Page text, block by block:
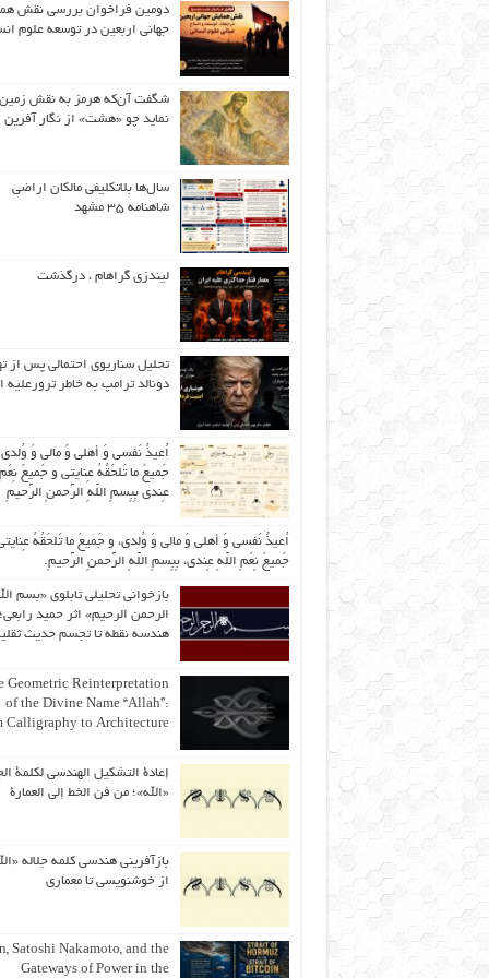
دومین فراخوان بررسی نقش
جهانی اربعین در توسعه علوم
شگفت آن‌که هرمز به نقش زمین
نماید چو «هشت» از نگار آفرین
سال‌ها بلاتکلیفی مالکان اراضی
شاهنامه ۳۵ مشهد
لیندزی گراهام ، درگذشت
تحلیل سناریوی احتمالی پس از
دونالد ترامپ به خاطر ترورعلیه
اُعیذُ نَفسی وَ أهلی وَ مالی وَ
جَمیعَ ما تَلحَقُهُ عِنایتی و جَمیعَ نِعَمِ
عِندی بِبِسمِ اللّهِ الرَّحمنِ الرَّحیمِ
اُعیذُ نَفسی وَ أهلی وَ مالی وَ وُلدی، و جَمیعَ ما تَلحَقُهُ
جَمیعَ نِعَمِ اللّهِ عِندی، بِبِسمِ اللّهِ الرَّحمنِ الرَّحیمِ.
بازخوانی تحلیلی تابلوی «بسم
الرحمن الرحیم» اثر حمید رابعی؛
هندسه نقطه تا تجسم حدیث
Geometric Reinterpretation
of the Divine Name “Allah”:
Calligraphy to Architecture
إعادة التشكيل الهندسي لكلمة
«الله»؛ من فن الخط إلى العمارة
بازآفرینی هندسی کلمه جلاله
از خوشنویسی تا معماری
Satoshi Nakamoto, and the
Gateways of Power in the